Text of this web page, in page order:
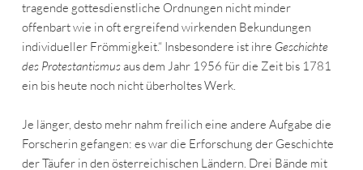
tragende gottesdienstliche Ordnungen nicht minder
offenbart wie in oft ergreifend wirkenden Bekundungen
individueller Frömmigkeit.“ Insbesondere ist ihre Geschichte
des Protestantismusaus dem Jahr 1956 für die Zeit bis 1781
ein bis heute noch nicht überholtes Werk.
Je länger, desto mehr nahm freilich eine andere Aufgabe die
Forscherin gefangen: es war die Erforschung der Geschichte
der Täufer in den österreichischen Ländern. Drei Bände mit